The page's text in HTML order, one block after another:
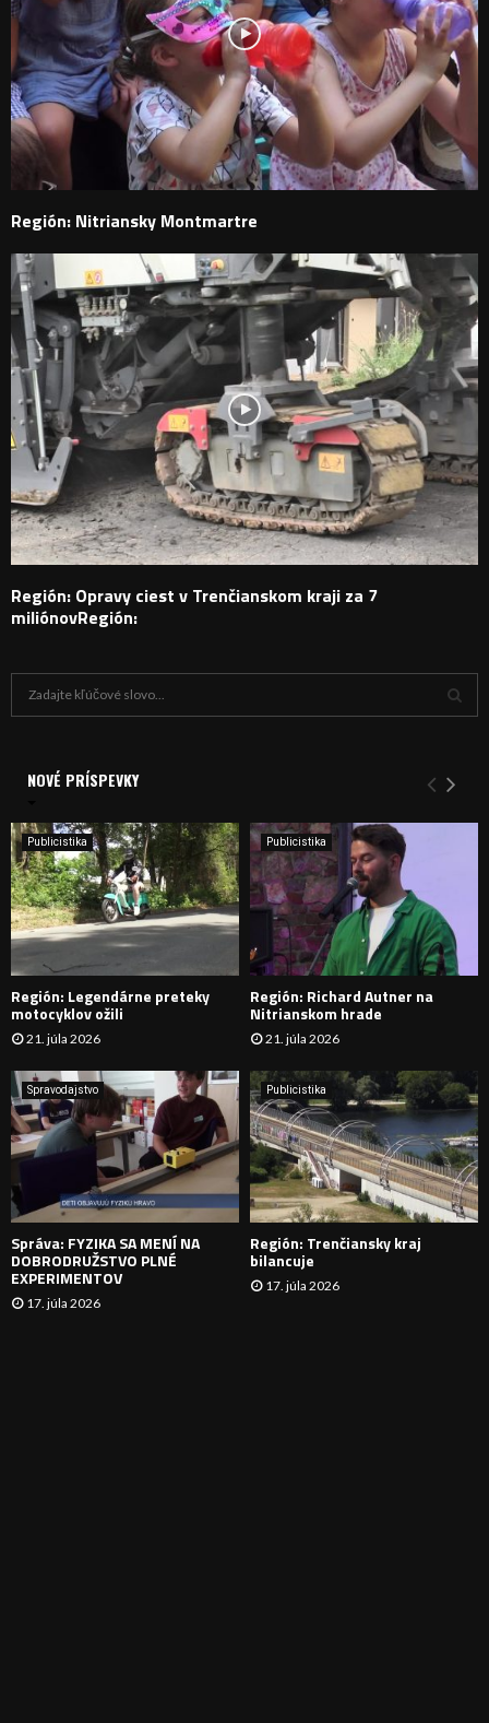
Región: Nitriansky Montmartre
Región: Opravy ciest v Trenčianskom kraji za 7
miliónovRegión:
i
e
:
Y
H
D
A
N
I
E
NOVÉ PRÍSPEVKY
Publicistika
Región: Legendárne preteky
motocyklov ožili
21. júla 2026
Publicistika
Región: Richard Autner na
Nitrianskom hrade
21. júla 2026
Spravodajstvo
Správa: FYZIKA SA MENÍ NA
DOBRODRUŽSTVO PLNÉ
EXPERIMENTOV
17. júla 2026
Publicistika
Región: Trenčiansky kraj
bilancuje
17. júla 2026